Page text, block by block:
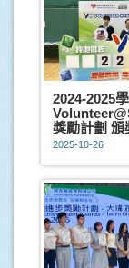
2024-2025
獎勵計劃 頒
2025-10-26